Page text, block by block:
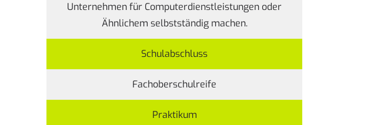
Unternehmen für Computerdienstleistungen oder
Ähnlichem selbstständig machen.
Schulabschluss
Fachoberschulreife
Praktikum